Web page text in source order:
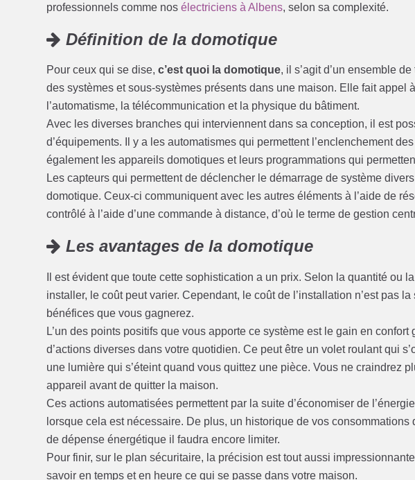
professionnels comme nosélectriciens à Albens, selon sa complexité.
Définition de la domotique
Pour ceux qui se dise,c’est quoi la domotique, il s’agit d’un ensemble
des systèmes et sous-systèmes présents dans une maison. Elle fait appel
l’automatisme, la télécommunication et la physique du bâtiment.
Avec les diverses branches qui interviennent dans sa conception, il est
d’équipements. Il y a les automatismes qui permettent l’enclenchement
également les appareils domotiques et leurs programmations qui
Les capteurs qui permettent de déclencher le démarrage de système
domotique. Ceux-ci communiquent avec les autres éléments à l’aide de
contrôlé à l’aide d’une commande à distance, d’où le terme de gestion
Les avantages de la domotique
Il est évident que toute cette sophistication a un prix. Selon la quantité ou
installer, le coût peut varier. Cependant, le coût de l’installation n’est pas
bénéfices que vous gagnerez.
L’un des points positifs que vous apporte ce système est le gain en
d’actions diverses dans votre quotidien. Ce peut être un volet roulant qui
une lumière qui s’éteint quand vous quittez une pièce. Vous ne craindrez
appareil avant de quitter la maison.
Ces actions automatisées permettent par la suite d’économiser de
lorsque cela est nécessaire. De plus, un historique de vos
de dépense énergétique il faudra encore limiter.
Pour finir, sur le plan sécuritaire, la précision est tout aussi
savoir en temps et en heure ce qui se passe dans votre maison.